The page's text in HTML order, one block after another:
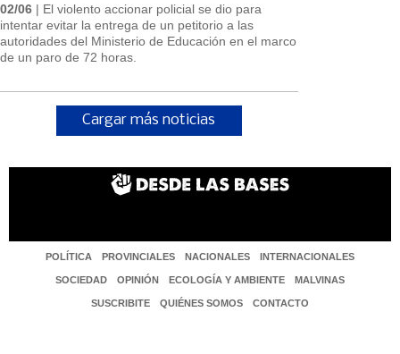
02/06 | El violento accionar policial se dio para
intentar evitar la entrega de un petitorio a las
autoridades del Ministerio de Educación en el marco
de un paro de 72 horas.
Cargar más noticias
POLÍTICA PROVINCIALES NACIONALES INTERNACIONALES
SOCIEDAD OPINIÓN ECOLOGÍA Y AMBIENTE MALVINAS
SUSCRIBITE QUIÉNES SOMOS CONTACTO